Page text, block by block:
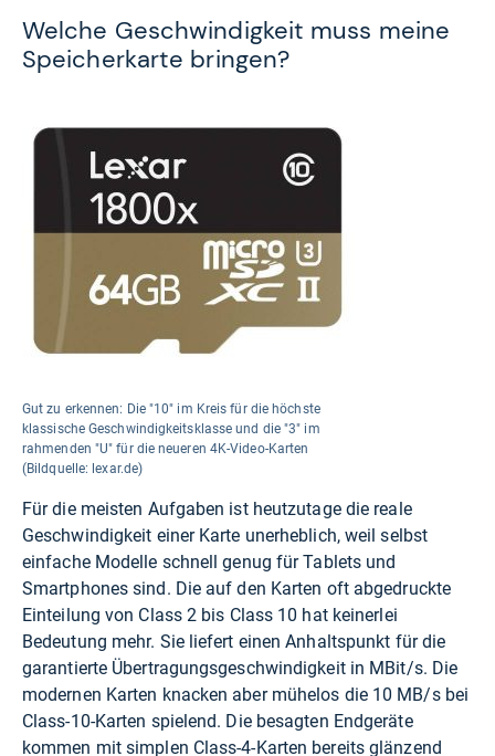
Welche Geschwindigkeit muss meine
Speicherkarte bringen?
Gut zu erkennen: Die "10" im Kreis für die höchste
klassische Geschwindigkeitsklasse und die "3" im
rahmenden "U" für die neueren 4K-Video-Karten
(Bildquelle: lexar.de)
Für die meisten Aufgaben ist heutzutage die reale
Geschwindigkeit einer Karte unerheblich, weil selbst
einfache Modelle schnell genug für Tablets und
Smartphones sind. Die auf den Karten oft abgedruckte
Einteilung von Class 2 bis Class 10 hat keinerlei
Bedeutung mehr. Sie liefert einen Anhaltspunkt für die
garantierte Übertragungsgeschwindigkeit in MBit/s. Die
modernen Karten knacken aber mühelos die 10 MB/s bei
Class-10-Karten spielend. Die besagten Endgeräte
kommen mit simplen Class-4-Karten bereits glänzend